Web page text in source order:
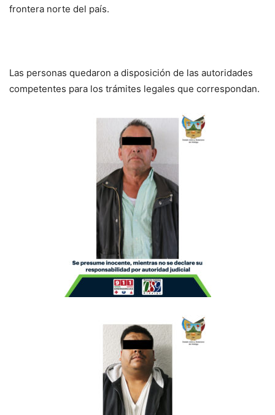
frontera norte del país.
Las personas quedaron a disposición de las autoridades
competentes para los trámites legales que correspondan.